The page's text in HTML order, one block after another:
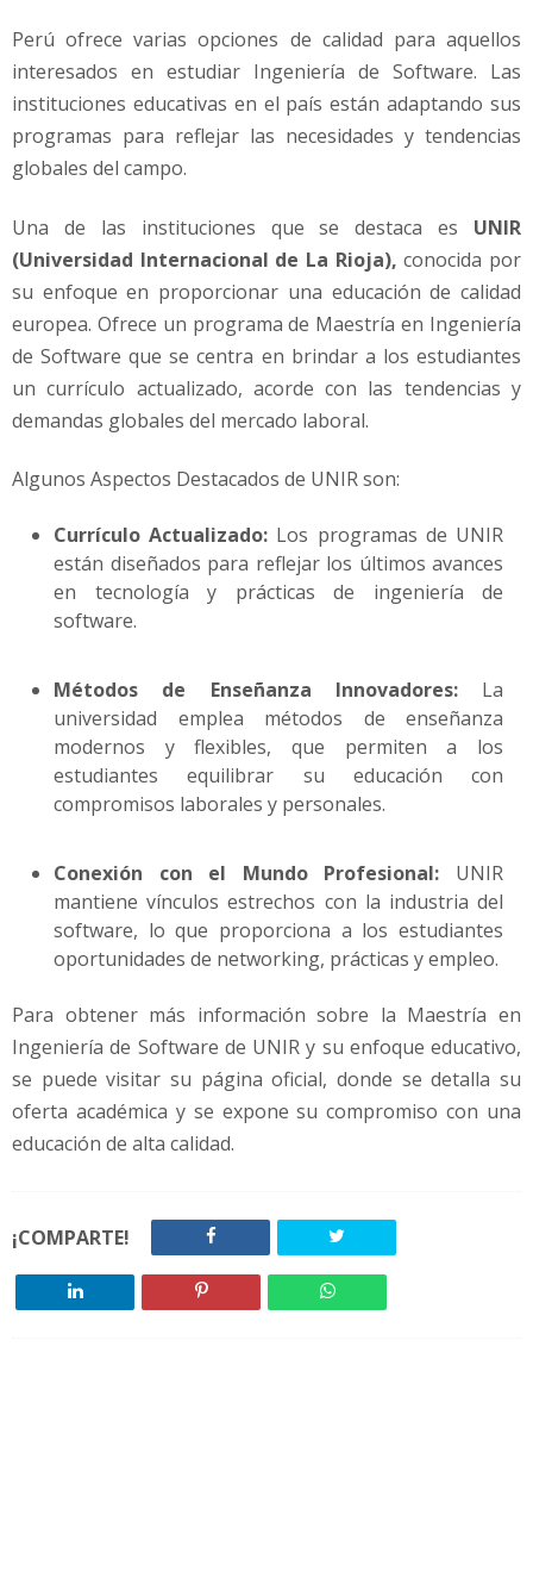
Perú ofrece varias opciones de calidad para aquellos
interesados en estudiar Ingeniería de Software. Las
instituciones educativas en el país están adaptando sus
programas para reflejar las necesidades y tendencias
globales del campo.
Una de las instituciones que se destaca es UNIR
(Universidad Internacional de La Rioja), conocida por
su enfoque en proporcionar una educación de calidad
europea. Ofrece un programa de Maestría en Ingeniería
de Software que se centra en brindar a los estudiantes
un currículo actualizado, acorde con las tendencias y
demandas globales del mercado laboral.
Algunos Aspectos Destacados de UNIR son:
Currículo Actualizado: Los programas de UNIR
están diseñados para reflejar los últimos avances
en tecnología y prácticas de ingeniería de
software.
Métodos de Enseñanza Innovadores:La
universidad emplea métodos de enseñanza
modernos y flexibles, que permiten a los
estudiantes equilibrar su educación con
compromisos laborales y personales.
Conexión con el Mundo Profesional: UNIR
mantiene vínculos estrechos con la industria del
software, lo que proporciona a los estudiantes
oportunidades de networking, prácticas y empleo.
Para obtener más información sobre la Maestría en
Ingeniería de Software de UNIR y su enfoque educativo,
se puede visitar su página oficial, donde se detalla su
oferta académica y se expone su compromiso con una
educación de alta calidad.
¡COMPARTE!